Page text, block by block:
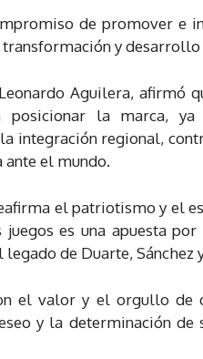
de promover e
y
Aguilera, afirmó
la marca, ya
integración regional,
el mundo.
el patriotismo y el
es una apuesta
de Duarte, Sánchez
el valor y el orgullo de
y la determinación de